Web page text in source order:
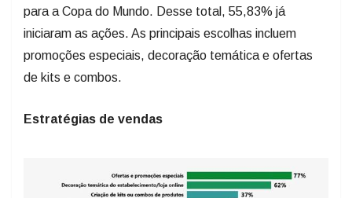
para a Copa do Mundo. Desse total, 55,83% já
iniciaram as ações. As principais escolhas incluem
promoções especiais, decoração temática e ofertas
de kits e combos.
Estratégias de vendas